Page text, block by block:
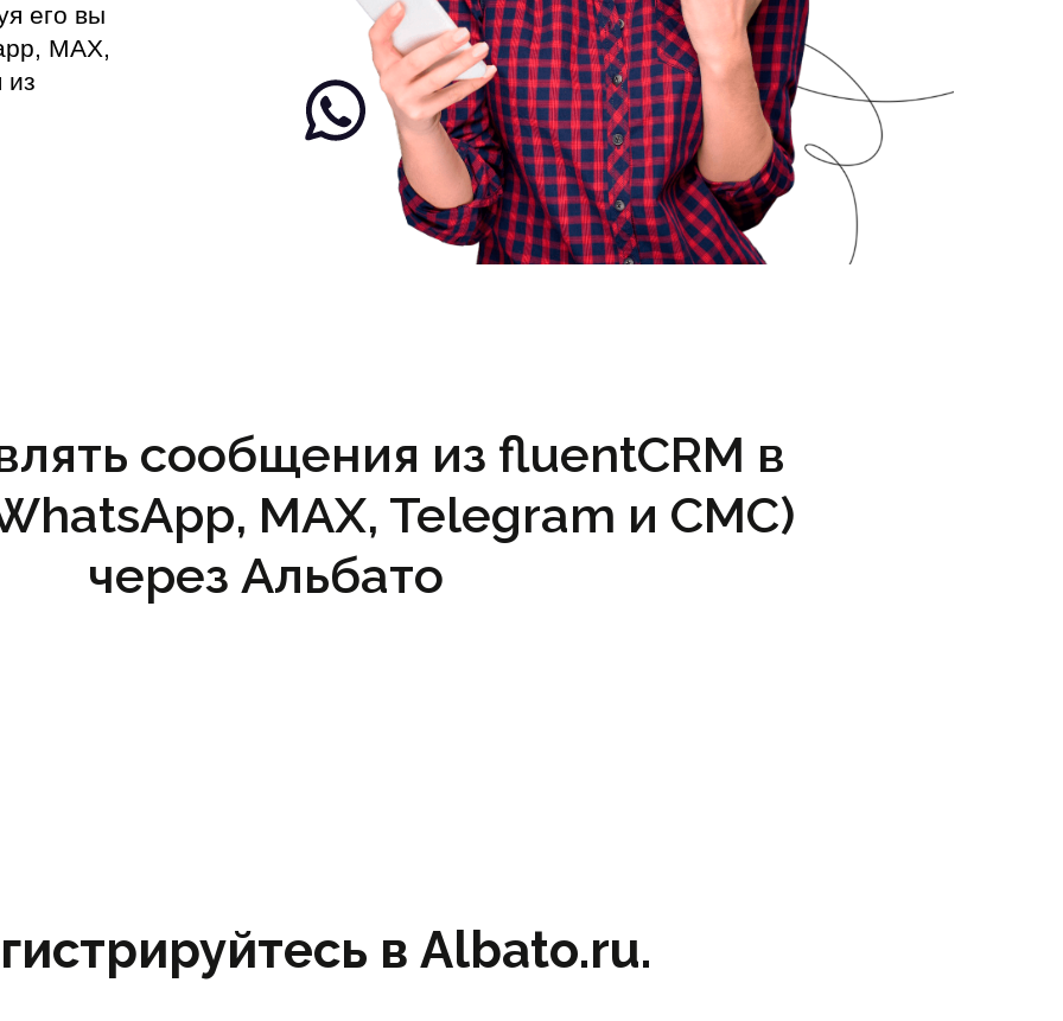
его вы
MAX,
сообщения из fluentCRM в
MAX, Telegram и СМС)
через Альбато
в Albato.ru.